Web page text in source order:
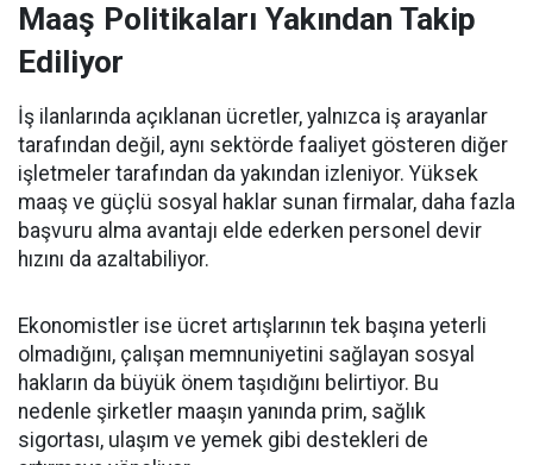
Maaş Politikaları Yakından Takip
Ediliyor
İş ilanlarında açıklanan ücretler, yalnızca iş arayanlar
tarafından değil, aynı sektörde faaliyet gösteren diğer
işletmeler tarafından da yakından izleniyor. Yüksek
maaş ve güçlü sosyal haklar sunan firmalar, daha fazla
başvuru alma avantajı elde ederken personel devir
hızını da azaltabiliyor.
Ekonomistler ise ücret artışlarının tek başına yeterli
olmadığını, çalışan memnuniyetini sağlayan sosyal
hakların da büyük önem taşıdığını belirtiyor. Bu
nedenle şirketler maaşın yanında prim, sağlık
sigortası, ulaşım ve yemek gibi destekleri de